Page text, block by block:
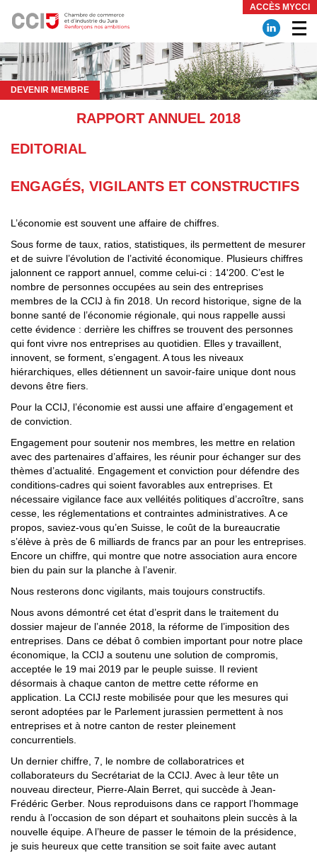
ACCÈS MYCCI
DEVENIR MEMBRE
RAPPORT ANNUEL 2018
EDITORIAL
ENGAGÉS, VIGILANTS ET CONSTRUCTIFS
L’économie est souvent une affaire de chiffres.
Sous forme de taux, ratios, statistiques, ils permettent de mesurer
et de suivre l’évolution de l’activité économique. Plusieurs chiffres
jalonnent ce rapport annuel, comme celui-ci : 14'200. C’est le
nombre de personnes occupées au sein des entreprises
membres de la CCIJ à fin 2018. Un record historique, signe de la
bonne santé de l’économie régionale, qui nous rappelle aussi
cette évidence : derrière les chiffres se trouvent des personnes
qui font vivre nos entreprises au quotidien. Elles y travaillent,
innovent, se forment, s’engagent. A tous les niveaux
hiérarchiques, elles détiennent un savoir-faire unique dont nous
devons être fiers.
Pour la CCIJ, l’économie est aussi une affaire d’engagement et
de conviction.
Engagement pour soutenir nos membres, les mettre en relation
avec des partenaires d’affaires, les réunir pour échanger sur des
thèmes d’actualité. Engagement et conviction pour défendre des
conditions-cadres qui soient favorables aux entreprises. Et
nécessaire vigilance face aux velléités politiques d’accroître, sans
cesse, les réglementations et contraintes administratives. A ce
propos, saviez-vous qu’en Suisse, le coût de la bureaucratie
s’élève à près de 6 milliards de francs par an pour les entreprises.
Encore un chiffre, qui montre que notre association aura encore
bien du pain sur la planche à l’avenir.
Nous resterons donc vigilants, mais toujours constructifs.
Nous avons démontré cet état d’esprit dans le traitement du
dossier majeur de l’année 2018, la réforme de l’imposition des
entreprises. Dans ce débat ô combien important pour notre place
économique, la CCIJ a soutenu une solution de compromis,
acceptée le 19 mai 2019 par le peuple suisse. Il revient
désormais à chaque canton de mettre cette réforme en
application. La CCIJ reste mobilisée pour que les mesures qui
seront adoptées par le Parlement jurassien permettent à nos
entreprises et à notre canton de rester pleinement
concurrentiels.
Un dernier chiffre, 7, le nombre de collaboratrices et
collaborateurs du Secrétariat de la CCIJ. Avec à leur tête un
nouveau directeur, Pierre-Alain Berret, qui succède à Jean-
Frédéric Gerber. Nous reproduisons dans ce rapport l’hommage
rendu à l’occasion de son départ et souhaitons plein succès à la
nouvelle équipe. A l’heure de passer le témoin de la présidence,
je suis heureux que cette transition se soit faite avec autant